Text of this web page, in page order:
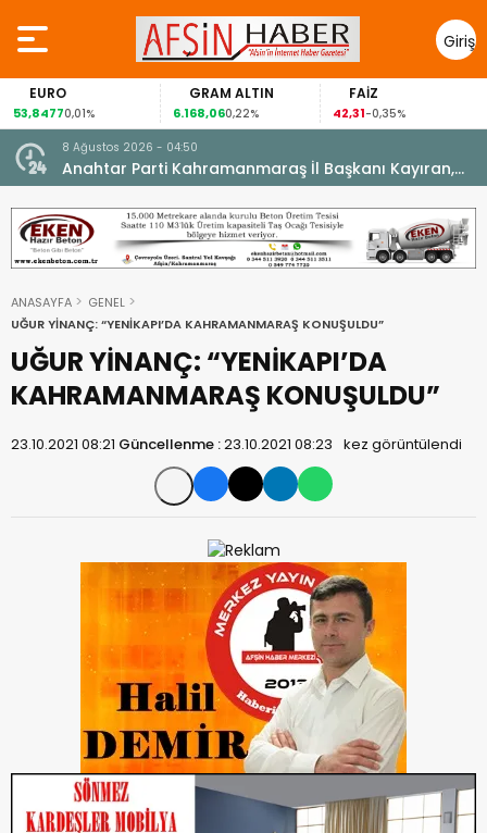
Giriş
Yap
EURO
53,84770,01%
GRAM ALTIN
6.168,060,22%
FAİZ
42,31-0,35%
8 Ağustos 2026 - 04:50
Anahtar Parti Kahramanmaraş İl Başkanı Kayıran,
Afşin Teşkilatı ile buluştu.
ANASAYFA
GENEL
UĞUR YİNANÇ: “YENİKAPI’DA KAHRAMANMARAŞ KONUŞULDU”
UĞUR YİNANÇ: “YENİKAPI’DA
KAHRAMANMARAŞ KONUŞULDU”
23.10.2021 08:21 Güncellenme :23.10.2021 08:23 kez görüntülendi